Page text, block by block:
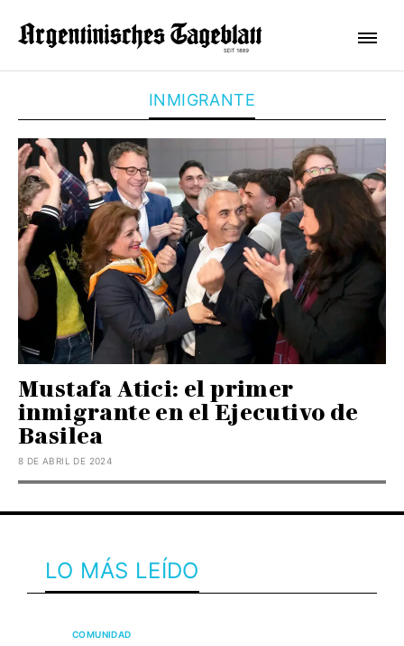
INMIGRANTE
Mustafa Atici: el primer
inmigrante en el Ejecutivo de
Basilea
8 DE ABRIL DE 2024
LO MÁS LEÍDO
COMUNIDAD